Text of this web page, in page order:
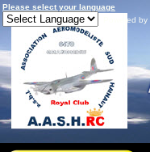
Please select your language
Powered by